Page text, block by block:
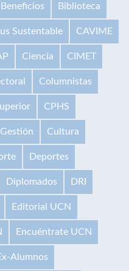
Beneficios Biblioteca
Sustentable CAVIME
Ciencia CIMET
Columnistas
CPHS
Cultura
Deportes
Diplomados DRI
Editorial UCN
Encuéntrate UCN
Alumnos